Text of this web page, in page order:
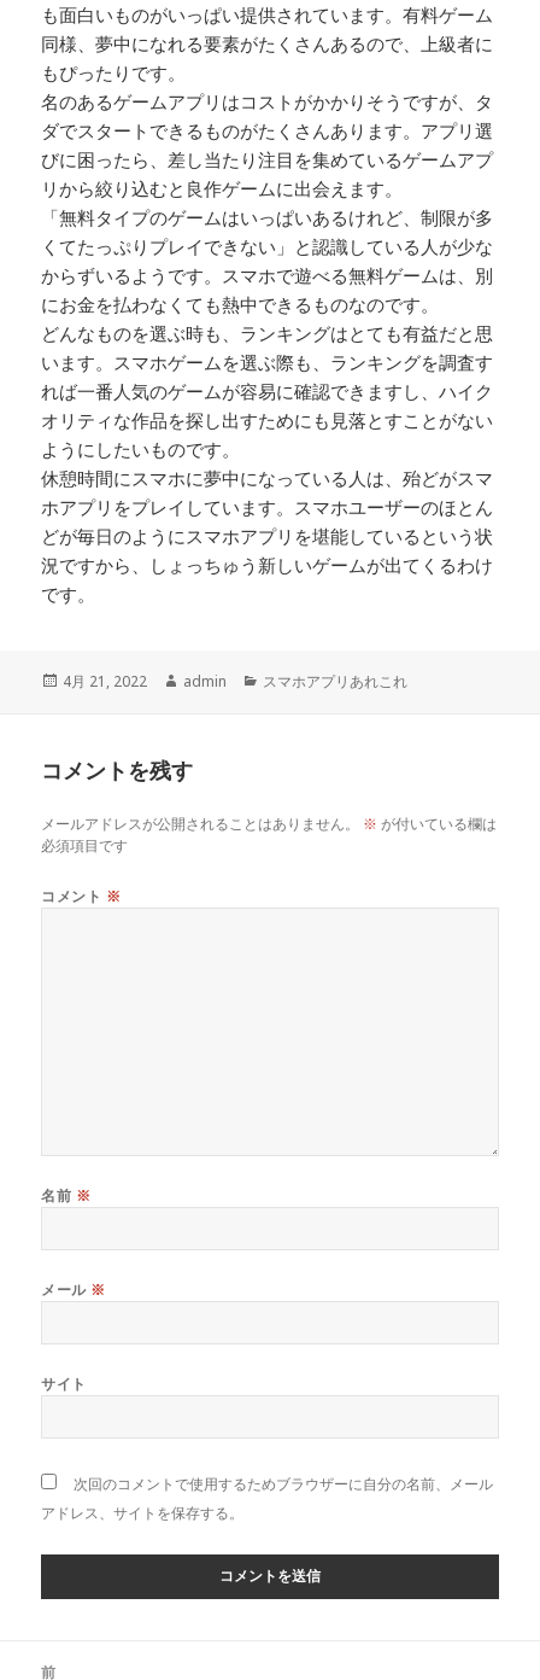
も面白いものがいっぱい提供されています。有料ゲーム
同様、夢中になれる要素がたくさんあるので、上級者に
もぴったりです。
名のあるゲームアプリはコストがかかりそうですが、タ
ダでスタートできるものがたくさんあります。アプリ選
びに困ったら、差し当たり注目を集めているゲームアプ
リから絞り込むと良作ゲームに出会えます。
「無料タイプのゲームはいっぱいあるけれど、制限が多
くてたっぷりプレイできない」と認識している人が少な
からずいるようです。スマホで遊べる無料ゲームは、別
にお金を払わなくても熱中できるものなのです。
どんなものを選ぶ時も、ランキングはとても有益だと思
います。スマホゲームを選ぶ際も、ランキングを調査す
れば一番人気のゲームが容易に確認できますし、ハイク
オリティな作品を探し出すためにも見落とすことがない
ようにしたいものです。
休憩時間にスマホに夢中になっている人は、殆どがスマ
ホアプリをプレイしています。スマホユーザーのほとん
どが毎日のようにスマホアプリを堪能しているという状
況ですから、しょっちゅう新しいゲームが出てくるわけ
です。
投
4月 21, 2022
作
admin
カ
スマホアプリあれこれ
コメントを残す
メールアドレスが公開されることはありません。 ※ が付いている欄は
必須項目です
コメント ※
名前 ※
メール ※
サイト
次回のコメントで使用するためブラウザーに自分の名前、メール
アドレス、サイトを保存する。
前